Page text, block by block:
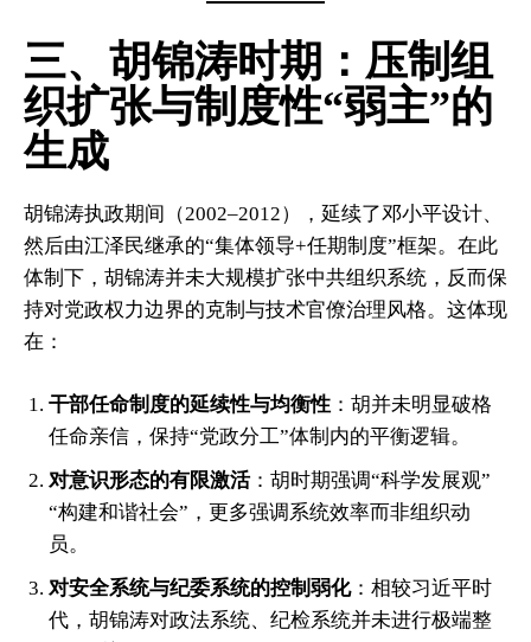
三、胡锦涛时期：压制组
织扩张与制度性“弱主”的
生成
胡锦涛执政期间（2002–2012），延续了邓小平设计、
然后由江泽民继承的“集体领导+任期制度”框架。在此
体制下，胡锦涛并未大规模扩张中共组织系统，反而保
持对党政权力边界的克制与技术官僚治理风格。这体现
在：
干部任命制度的延续性与均衡性 ：胡并未明显破格
任命亲信，保持“党政分工”体制内的平衡逻辑。
对意识形态的有限激活：胡时期强调“科学发展观”
“构建和谐社会”，更多强调系统效率而非组织动
员。
对安全系统与纪委系统的控制弱化：相较习近平时
代，胡锦涛对政法系统、纪检系统并未进行极端整